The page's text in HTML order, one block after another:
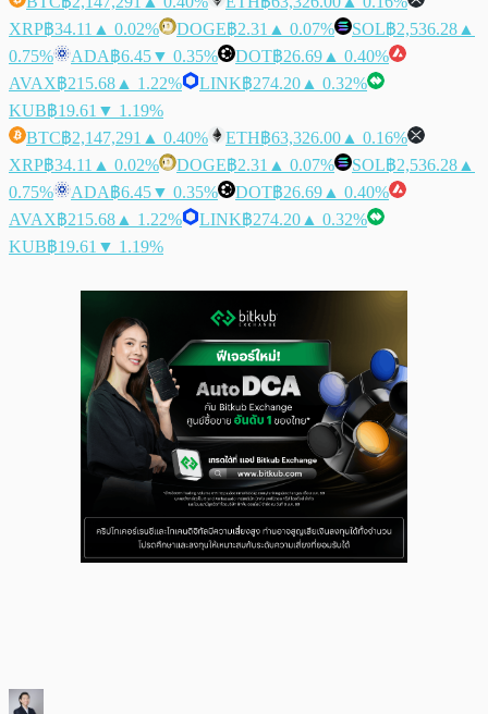
XRP฿34.11 ▲ 0.02% DOGE฿2.31 ▲ 0.07% SOL฿2,536.28 ▲
0.75%
ADA฿6.45▼ 0.35% DOT฿26.69 ▲ 0.40%
AVAX฿215.68 ▲ 1.22% LINK฿274.20 ▲ 0.32%
KUB฿19.61 ▼ 1.19%
BTC฿2,147,291 ▲ 0.40% ETH฿63,326.00 ▲ 0.16%
XRP฿34.11 ▲ 0.02% DOGE฿2.31 ▲ 0.07% SOL฿2,536.28 ▲
0.75%
ADA฿6.45▼ 0.35% DOT฿26.69 ▲ 0.40%
AVAX฿215.68 ▲ 1.22% LINK฿274.20 ▲ 0.32%
KUB฿19.61 ▼ 1.19%